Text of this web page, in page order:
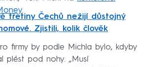
.
třetiny Čechů nežijí důstojný
Zjistili, kolik člověk
firmy by podle Michla bylo, kdyby
plést pod nohy. „Musí